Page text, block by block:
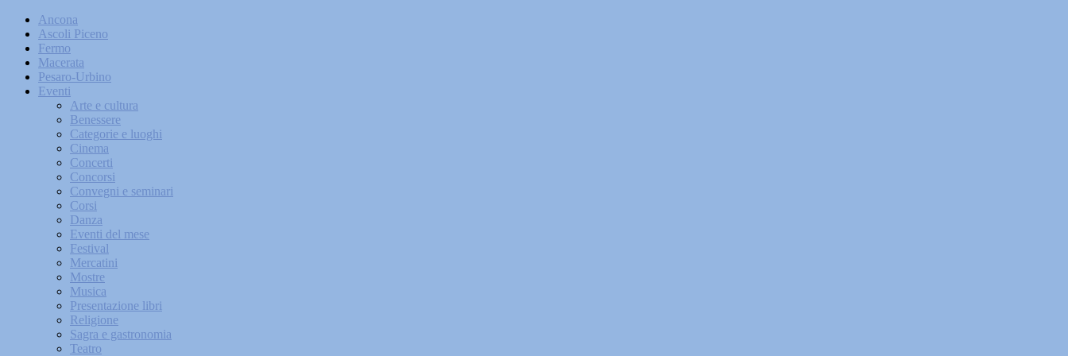
Ancona
Ascoli Piceno
Fermo
Macerata
Pesaro-Urbino
Eventi
Arte e cultura
Benessere
Categorie e luoghi
Cinema
Concerti
Concorsi
Convegni e seminari
Corsi
Danza
Eventi del mese
Festival
Mercatini
Mostre
Musica
Presentazione libri
Religione
Sagra e gastronomia
Teatro